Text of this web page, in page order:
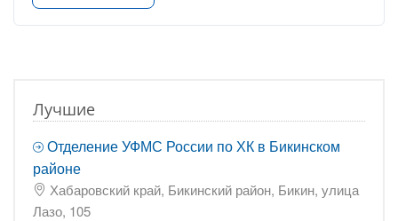
Лучшие
Отделение УФМС России по ХК в Бикинском
районе
Хабаровский край, Бикинский район, Бикин, улица
Лазо, 105